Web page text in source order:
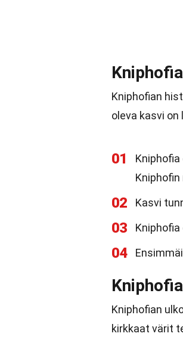
Kniphofian
oleva kasvi
01
Kniphofin
02 Kasvi
03
04
Kniphofian
kirkkaat värit